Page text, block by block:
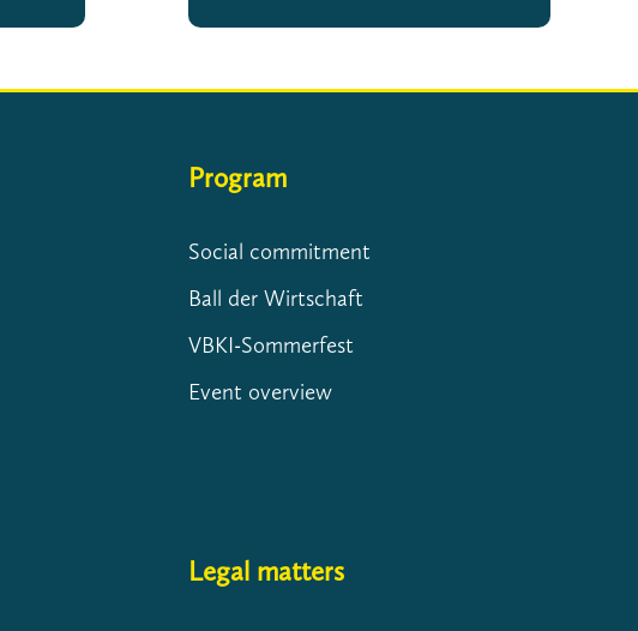
Program
Social commitment
Ball der Wirtschaft
VBKI-Sommerfest
Event overview
Legal matters